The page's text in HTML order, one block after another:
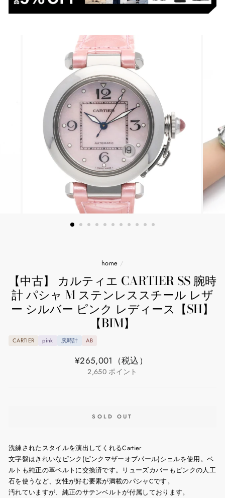
home /
【中古】 カルティエ CARTIER SS 腕時
計 パシャ M ステンレススチール レザ
ー シルバー ピンク レディース【SH】
【BIM】
CARTIER pink 腕時計 AB
通
格
¥265,001 （税込）
2,650 ポイント
SOLD OUT
洗練されたスタイルを演出してくれるCartier
文字盤はきれいなピンク(ピンクマザーオブパール)シェルを使用。ベ
ルトも純正の革ベルトに交換済です。リューズカバーもピンクの人工
石を使うなど、女性が好む要素が満載のパシャCです。
汚れていますが、純正のサテンベルトが付属しております。